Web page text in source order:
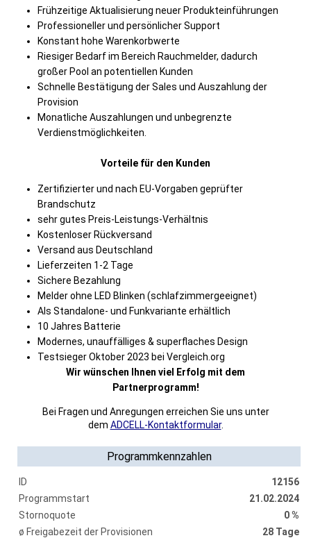
Frühzeitige Aktualisierung neuer Produkteinführungen
Professioneller und persönlicher Support
Konstant hohe Warenkorbwerte
Riesiger Bedarf im Bereich Rauchmelder, dadurch
großer Pool an potentiellen Kunden
Schnelle Bestätigung der Sales und Auszahlung der
Provision
Monatliche Auszahlungen und unbegrenzte
Verdienstmöglichkeiten.
Vorteile für den Kunden
Zertifizierter und nach EU-Vorgaben geprüfter
Brandschutz
sehr gutes Preis-Leistungs-Verhältnis
Kostenloser Rückversand
Versand aus Deutschland
Lieferzeiten 1-2 Tage
Sichere Bezahlung
Melder ohne LED Blinken (schlafzimmergeeignet)
Als Standalone- und Funkvariante erhältlich
10 Jahres Batterie
Modernes, unauffälliges & superflaches Design
Testsieger Oktober 2023 bei Vergleich.org
Wir wünschen Ihnen viel Erfolg mit dem
Partnerprogramm!
Bei Fragen und Anregungen erreichen Sie uns unter
dem ADCELL-Kontaktformular.
Programmkennzahlen
ID
12156
Programmstart
21.02.2024
Stornoquote
0 %
ø Freigabezeit der Provisionen
28 Tage